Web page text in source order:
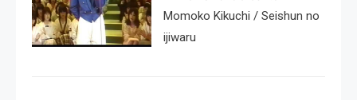
Momoko Kikuchi / Seishun no
ijiwaru